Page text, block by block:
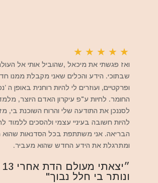
★
★
★
★
★
ואז פגשתי את מיכאל ,שהוביל אותי אל
שבתוכי. הידע והכלים שאני מקבלת ממנו
ופרקטיים, ועוזרים לי להיות רוחנית באופן ה
החומר. לחיות ע"פ עיקרון האדם היוצר,
לסננכן את התודעה שלי והרוח השוכנת בי,
להיות חשובה בעיניי עצמי ולהסכים ללמוד
הבריאה. אני משתתפת בכל הסדנאות שהוא
ומתרגלת את הידע החדש שהוא מעביר.
ונותר בי חלל נבוך"